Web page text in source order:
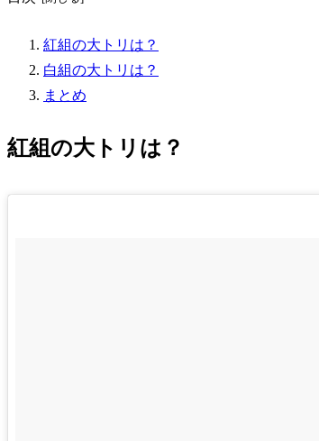
紅組の大トリは？
白組の大トリは？
まとめ
紅組の大トリは？